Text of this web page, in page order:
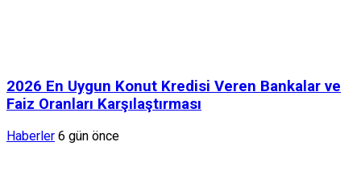
2026 En Uygun Konut Kredisi Veren Bankalar ve
Faiz Oranları Karşılaştırması
Haberler 6 gün önce